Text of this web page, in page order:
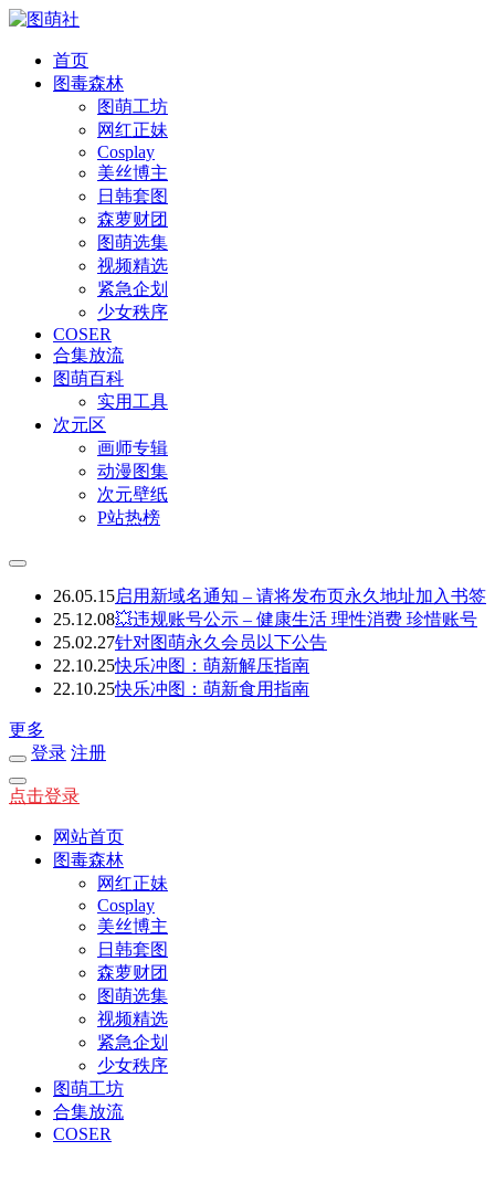
首页
图毒森林
图萌工坊
网红正妹
Cosplay
美丝博主
日韩套图
森萝财团
图萌选集
视频精选
紧急企划
少女秩序
COSER
合集放流
图萌百科
实用工具
次元区
画师专辑
动漫图集
次元壁纸
P站热榜
26.05.15启用新域名通知 – 请将发布页永久地址加入书签
25.12.08💥违规账号公示 – 健康生活 理性消费 珍惜账号
25.02.27针对图萌永久会员以下公告
22.10.25快乐冲图：萌新解压指南
22.10.25快乐冲图：萌新食用指南
更多
登录 注册
点击登录
网站首页
图毒森林
网红正妹
Cosplay
美丝博主
日韩套图
森萝财团
图萌选集
视频精选
紧急企划
少女秩序
图萌工坊
合集放流
COSER